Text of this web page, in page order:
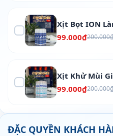
Xịt Bọt ION
99.000₫200.000₫
Xịt Khử Mùi
99.000₫200.000₫
ĐẶC QUYỀN KHÁCH